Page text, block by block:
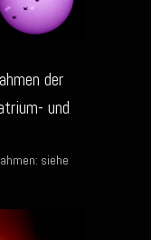
der
und
siehe